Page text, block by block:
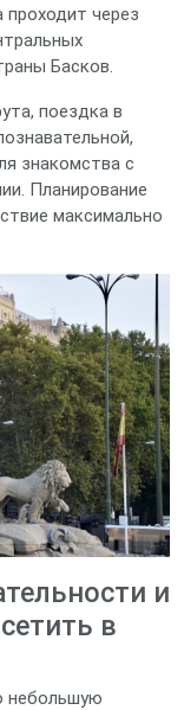
проходит через
Басков.
поездка в
знакомства с
Планирование
максимально
и
в
небольшую